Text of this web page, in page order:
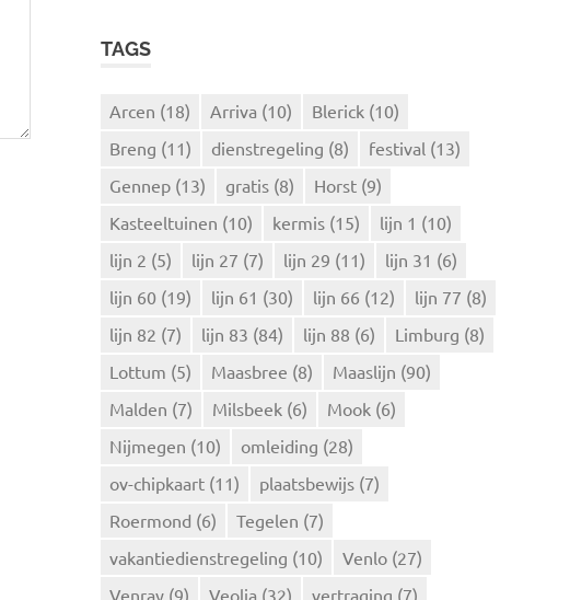
e
TAGS
Arcen (18) Arriva (10) Blerick (10)
Breng (11) dienstregeling (8) festival (13)
Gennep (13) gratis (8) Horst (9)
Kasteeltuinen (10) kermis (15) lijn 1 (10)
lijn 2 (5) lijn 27 (7) lijn 29 (11) lijn 31 (6)
lijn 60 (19) lijn 61 (30) lijn 66 (12) lijn 77 (8)
lijn 82 (7) lijn 83 (84) lijn 88 (6) Limburg (8)
Lottum (5) Maasbree (8) Maaslijn (90)
Malden (7) Milsbeek (6) Mook (6)
Nijmegen (10) omleiding (28)
ov-chipkaart (11) plaatsbewijs (7)
Roermond (6) Tegelen (7)
vakantiedienstregeling (10) Venlo (27)
Venray (9) Veolia (32) vertraging (7)